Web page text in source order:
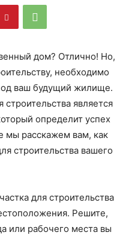
дом? Отлично! Но,
необходимо
ваш будущий жилище.
является
определит успех
мы расскажем вам, как
строительства вашего
для строительства
Решите,
или рабочего места вы